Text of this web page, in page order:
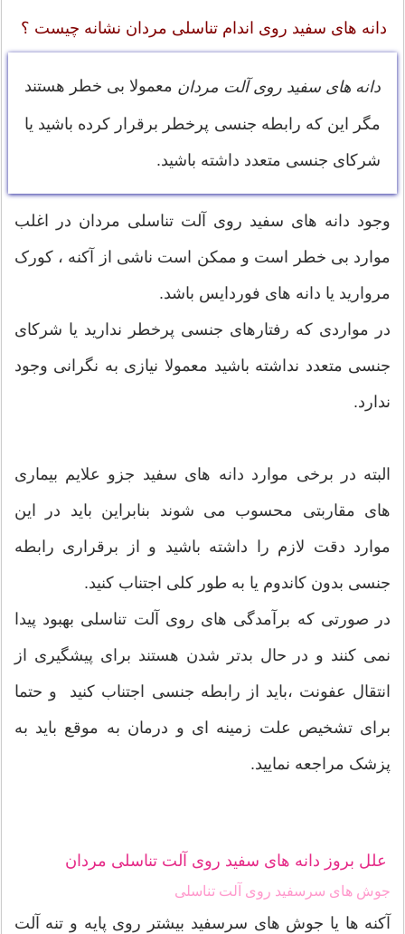
دانه های سفید روی اندام تناسلی مردان نشانه چیست ؟
دانه های سفید روی آلت مردان معمولا بی خطر هستند
مگر این که رابطه جنسی پرخطر برقرار کرده باشید یا
شرکای جنسی متعدد داشته باشید.
وجود دانه های سفید روی آلت تناسلی مردان در اغلب
موارد بی خطر است و ممکن است ناشی از آکنه ، کورک
مروارید یا دانه های فوردایس باشد.
در مواردی که رفتارهای جنسی پرخطر ندارید یا شرکای
جنسی متعدد نداشته باشید معمولا نیازی به نگرانی وجود
ندارد.
البته در برخی موارد دانه های سفید جزو علایم بیماری
های مقاربتی محسوب می شوند بنابراین باید در این
موارد دقت لازم را داشته باشید و از برقراری رابطه
جنسی بدون کاندوم یا به طور کلی اجتناب کنید.
در صورتی که برآمدگی های روی آلت تناسلی بهبود پیدا
نمی کنند و در حال بدتر شدن هستند برای پیشگیری از
انتقال عفونت ،باید از رابطه جنسی اجتناب کنید و حتما
برای تشخیص علت زمینه ای و درمان به موقع باید به
پزشک مراجعه نمایید.
علل بروز دانه های سفید روی آلت تناسلی مردان
جوش های سرسفید روی آلت تناسلی
آکنه ها یا جوش های سرسفید بیشتر روی پایه و تنه آلت